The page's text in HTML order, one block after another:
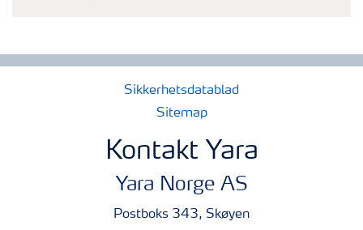
Sikkerhetsdatablad
Sitemap
Kontakt Yara
Yara Norge AS
Postboks 343, Skøyen